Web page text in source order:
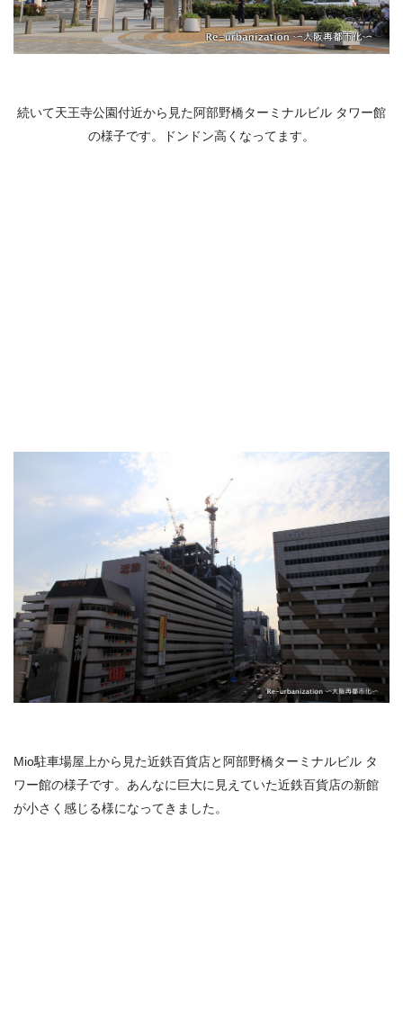
続いて天王寺公園付近から見た阿部野橋ターミナルビル タワー館
の様子です。ドンドン高くなってます。
Mio駐車場屋上から見た近鉄百貨店と阿部野橋ターミナルビル タ
ワー館の様子です。あんなに巨大に見えていた近鉄百貨店の新館
が小さく感じる様になってきました。